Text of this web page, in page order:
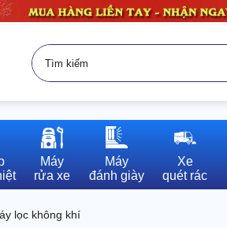
Máy
rửa xe
Máy
đánh giày
Xe
quét rác
lọc không khí